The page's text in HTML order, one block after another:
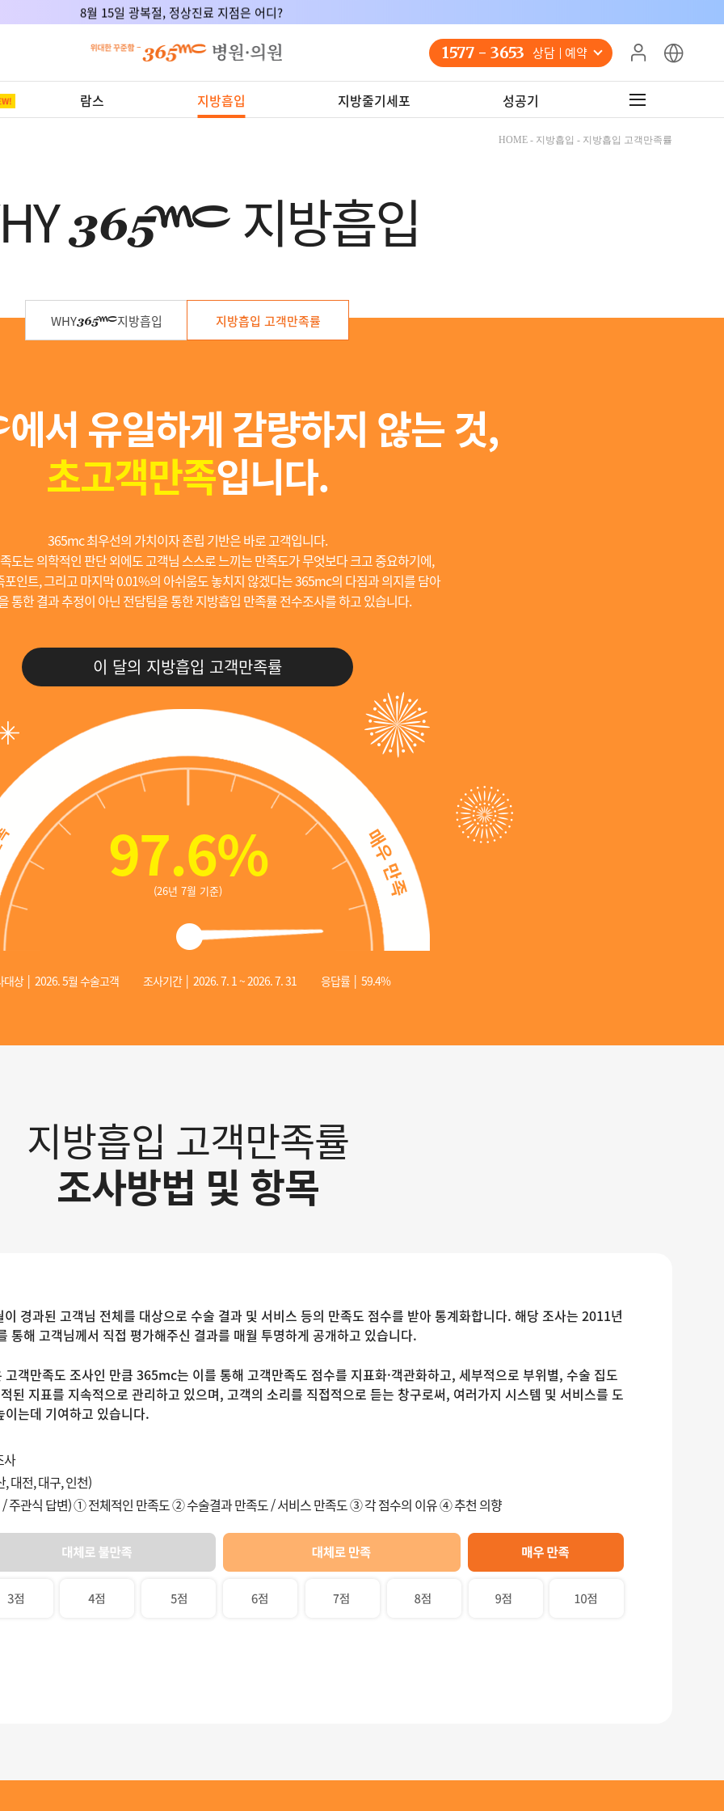
8월 15일 광복절, 정상진료 지점은 어디?
1577 - 3653 상담 예약
람스 지방흡입 지방줄기세포 성공기
HOME - 지방흡입 - 지방흡입 고객만족률
지방흡입
WHY 지방흡입 지방흡입 고객만족률
에서 유일하게 감량하지 않는 것,
초고객만족입니다.
365mc 최우선의 가치이자 존립 기반은 바로 고객입니다.
도는 의학적인 판단 외에도 고객님 스스로 느끼는 만족도가 무엇보다 크고 중요하기에,
포인트, 그리고 마지막 0.01%의 아쉬움도 놓치지 않겠다는 365mc의 다짐과 의지를 담아
통한 결과 추정이 아닌 전담팀을 통한 지방흡입 만족률 전수조사를 하고 있습니다.
이 달의 지방흡입 고객만족률
97.6%
(26년 7월 기준)
대상 │ 2026. 5월 수술고객 조사기간 │ 2026. 7. 1 ~ 2026. 7. 31 응답률 │ 59.4%
지방흡입 고객만족률
조사방법 및 항목
경과된 고객님 전체를 대상으로 수술 결과 및 서비스 등의 만족도 점수를 받아 통계화합니다. 해당 조사는 2011년
통해 고객님께서 직접 평가해주신 결과를 매월 투명하게 공개하고 있습니다.
객만족도 조사인 만큼 365mc는 이를 통해 고객만족도 점수를 지표화·객관화하고, 세부적으로 부위별, 수술 집도
된 지표를 지속적으로 관리하고 있으며, 고객의 소리를 직접적으로 듣는 창구로써, 여러가지 시스템 및 서비스를 도
는데 기여하고 있습니다.
사
대전, 대구, 인천)
/ 주관식 답변) ① 전체적인 만족도 ② 수술결과 만족도 / 서비스 만족도 ③ 각 점수의 이유 ④ 추천 의향